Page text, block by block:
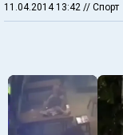
11.04.2014 13:42 // Спорт